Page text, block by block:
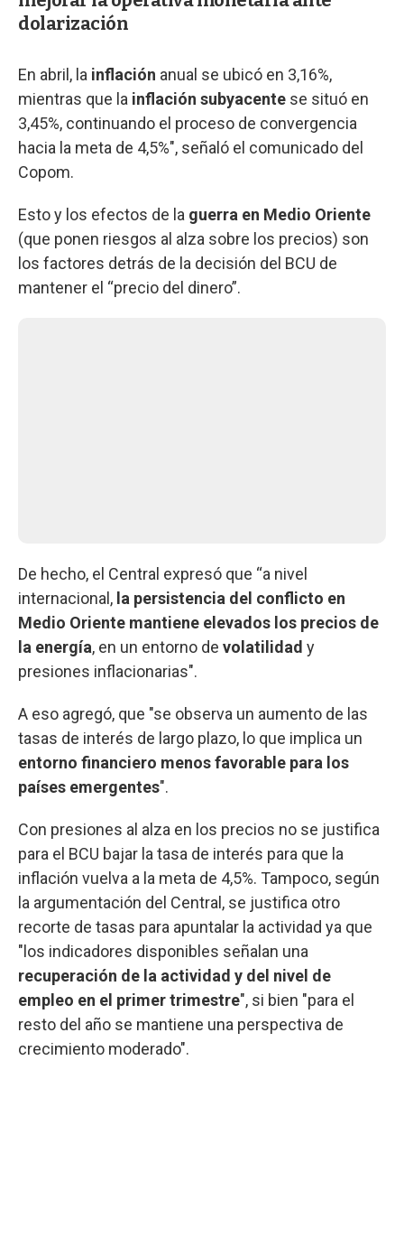
dolarización
En abril, la inflación anual se ubicó en 3,16%,
mientras que la inflación subyacente se situó en
3,45%, continuando el proceso de convergencia
hacia la meta de 4,5%", señaló el comunicado del
Copom.
Esto y los efectos de la guerra en Medio Oriente
(que ponen riesgos al alza sobre los precios) son
los factores detrás de la decisión del BCU de
mantener el “precio del dinero”.
De hecho, el Central expresó que “a nivel
internacional, la persistencia del conflicto en
Medio Oriente mantiene elevados los precios de
la energía, en un entorno de volatilidad y
presiones inflacionarias".
A eso agregó, que "se observa un aumento de las
tasas de interés de largo plazo, lo que implica un
entorno financiero menos favorable para los
países emergentes".
Con presiones al alza en los precios no se justifica
para el BCU bajar la tasa de interés para que la
inflación vuelva a la meta de 4,5%. Tampoco, según
la argumentación del Central, se justifica otro
recorte de tasas para apuntalar la actividad ya que
"los indicadores disponibles señalan una
recuperación de la actividad y del nivel de
empleo en el primer trimestre", si bien "para el
resto del año se mantiene una perspectiva de
crecimiento moderado".